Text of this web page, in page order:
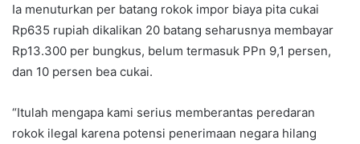
Ia menuturkan per batang rokok impor biaya pita cukai
Rp635 rupiah dikalikan 20 batang seharusnya membayar
Rp13.300 per bungkus, belum termasuk PPn 9,1 persen,
dan 10 persen bea cukai.
“Itulah mengapa kami serius memberantas peredaran
rokok ilegal karena potensi penerimaan negara hilang